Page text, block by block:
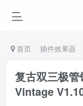
首页 插件效果器
复古双三极
Vintage